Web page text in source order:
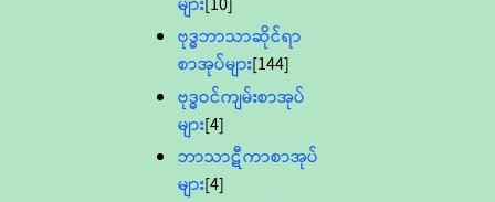
ဗုဒ္ဓဘာသာဆိုင်ရာ
စာအုပ်များ[144]
ဗုဒ္ဓဝင်ကျမ်းစာအုပ်
များ[4]
ဘာသာဋီကာစာအုပ်
များ[4]